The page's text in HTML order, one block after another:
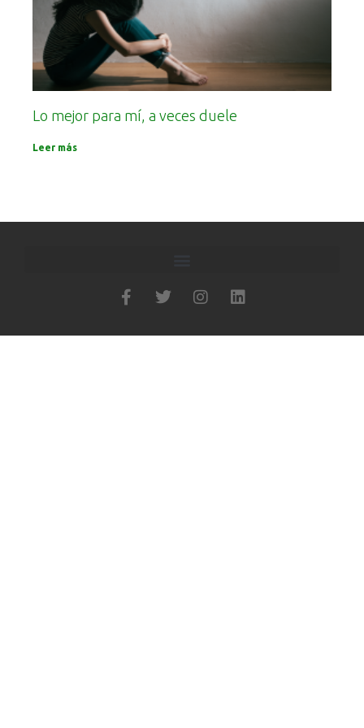
Lo mejor para mí, a veces duele
Leer más